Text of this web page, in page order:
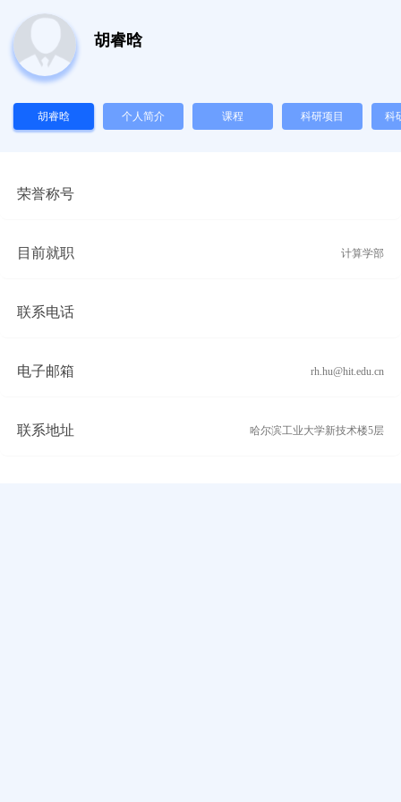
胡睿晗
胡睿晗 个人简介 课程 科研项目 科
荣誉称号
目前就职 计算学部
联系电话
电子邮箱 rh.hu@hit.edu.cn
联系地址 哈尔滨工业大学新技术楼5层